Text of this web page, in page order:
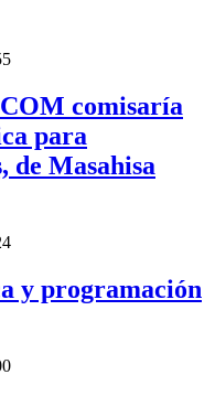
comisaría
para
de Masahisa
y programación